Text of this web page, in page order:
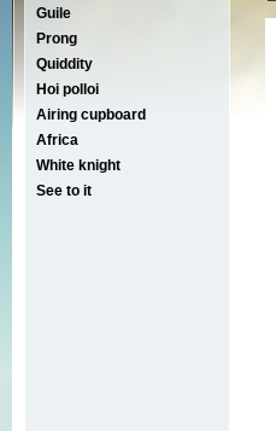
Guile
Prong
Quiddity
Hoi polloi
Airing cupboard
Africa
White knight
See to it